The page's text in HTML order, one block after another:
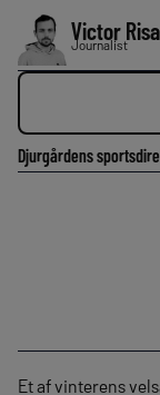
Victor
Journalist
Djurgårdens
Et af vinterens